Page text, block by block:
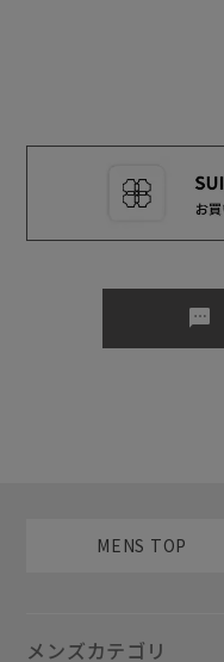
sms
MENS TOP
メンズカテゴリ